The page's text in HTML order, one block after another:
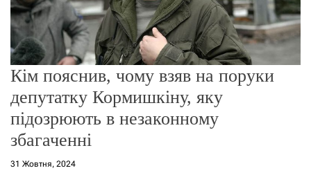
Кім пояснив, чому взяв на поруки
депутатку Кормишкіну, яку
підозрюють в незаконному
збагаченні
31 Жовтня, 2024